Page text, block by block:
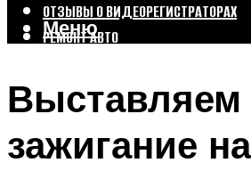
ОТЗЫВЫ О ВИДЕОРЕГИСТРАТОРАХ
РЕМОНТ АВТО
Меню
Выставляем
зажигание на